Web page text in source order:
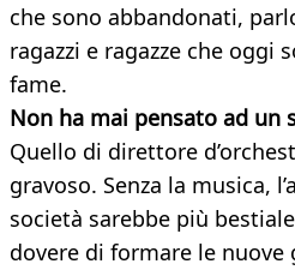
che sono abbandonati,
ragazzi e ragazze che oggi
fame.
Non ha mai pensato ad un
Quello di direttore
gravoso. Senza la musica,
società sarebbe più
dovere di formare le nuove